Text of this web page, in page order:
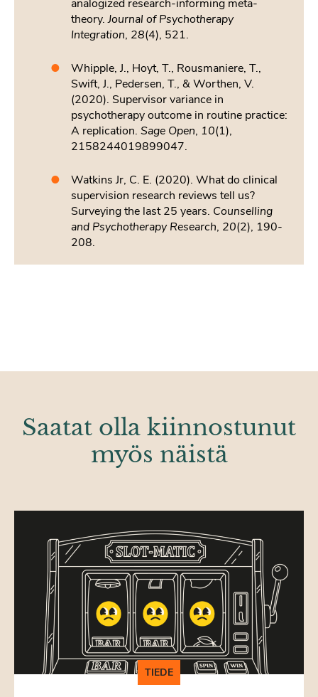
analogized research-informing meta-
theory.Journal of Psychotherapy
Integration, 28(4), 521.
Whipple, J., Hoyt, T., Rousmaniere, T.,
Swift, J., Pedersen, T., & Worthen, V.
(2020). Supervisor variance in
psychotherapy outcome in routine practice:
A replication. Sage Open, 10(1),
2158244019899047.
Watkins Jr, C. E. (2020). What do clinical
supervision research reviews tell us?
Surveying the last 25 years. Counselling
and Psychotherapy Research, 20(2), 190-
208.
Saatat olla kiinnostunut
myös näistä
TIEDE